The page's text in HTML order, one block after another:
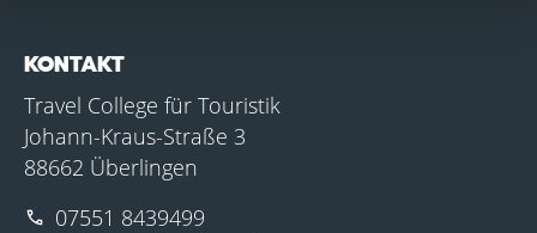
KONTAKT
Travel College für Touristik
Johann-Kraus-Straße 3
88662 Überlingen
phone 07551 8439499